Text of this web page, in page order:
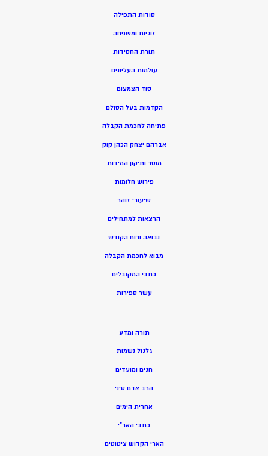
סודות התפילה
זוגיות ומשפחה
תורת החסידות
עולמות העליונים
סוד הצמצום
הקדמות בעל הסולם
פתיחה לחכמת הקבלה
אברהם יצחק הכהן קוק
מוסר ותיקון המידות
פירוש חלומות
שיעורי זוהר
הרצאות למתחילים
נבואה ורוח הקודש
מבוא לחכמת הקבלה
כתבי המקובלים
עשר ספירות
תורה ומדע
גלגול נשמות
חגים ומועדים
הרב אדם סיני
אחרית הימים
כתבי האר”י
הארי הקדוש ציטוטים